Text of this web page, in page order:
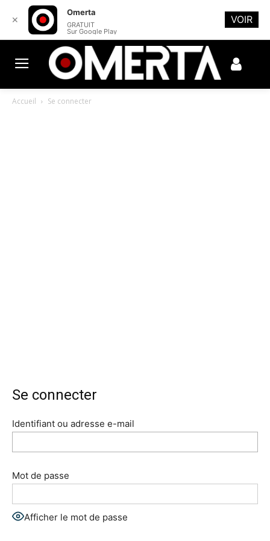
Accueil Se connecter
Se connecter
Identifiant ou adresse e-mail
Mot de passe
Afficher le mot de passe
✕
Omerta
GRATUIT
Sur Google Play
VOIR